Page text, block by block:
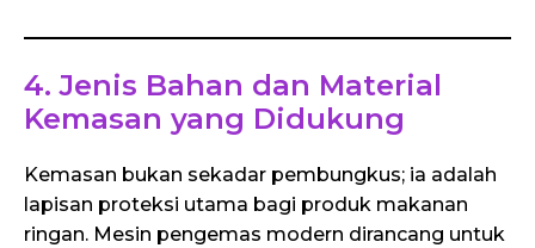
4. Jenis Bahan dan Material
Kemasan yang Didukung
Kemasan bukan sekadar pembungkus; ia adalah
lapisan proteksi utama bagi produk makanan
ringan. Mesin pengemas modern dirancang untuk